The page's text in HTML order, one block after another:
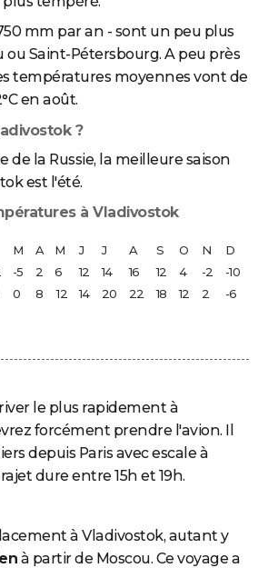
mm par an - sont un peu plus
ou Saint-Pétersbourg. A peu près
températures moyennes vont de
en août.
?
de la Russie, la meilleure saison
est l'été.
à Vladivostok
M A M J J A S O N
D
-5 2 6 12 14 16 12 4 -2
-10
0 8 12 14 20 22 18 12 2 -6
le plus rapidement à
forcément prendre l'avion. Il
depuis Paris avec escale à
dure entre 15h et 19h.
à Vladivostok, autant y
à partir de Moscou. Ce voyage a